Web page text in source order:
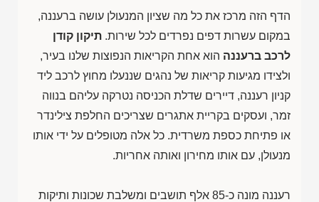
הדף הזה מרכז את כל מה שציון המנעולן עושה ברעננה,
במקום עשרות דפים נפרדים לכל שירות. תיקון קודן
לרכב ברעננה הוא אחת הקריאות הנפוצות שלנו בעיר,
ולצידו מגיעות קריאות של נהגים שננעלו מחוץ לרכב ליד
קניון רעננה, דיירים שדלת הכניסה נטרקה עליהם בנווה
זמר, ועסקים בקריית אתגרים שצריכים החלפת צילינדר
או פתיחת כספת משרדית. כל אלה מטופלים על ידי אותו
מנעולן, עם אותו מחירון ואותה אחריות.
רעננה מונה כ-85 אלף תושבים ומשלבת שכונות ותיקות